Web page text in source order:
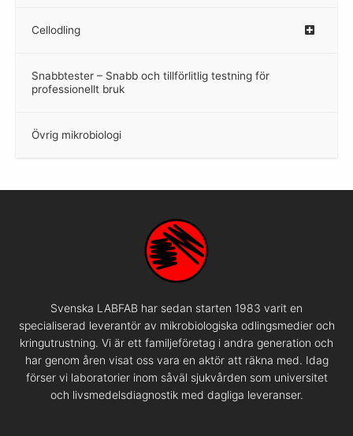
Cellodling
–
Snabbtester – Snabb och tillförlitlig testning för
professionellt bruk
–
Övrig mikrobiologi
–
Svenska LABFAB har sedan starten 1983 varit en
specialiserad leverantör av mikrobiologiska odlingsmedier och
kringutrustning. Vi är ett familjeföretag i andra generation och
har genom åren visat oss vara en aktör att räkna med. Idag
förser vi laboratorier inom såväl sjukvården som universitet
och livsmedelsdiagnostik med dagliga leveranser.